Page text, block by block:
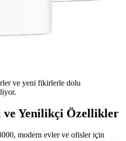
ve yeni fikirlerle dolu
ve Yenilikçi Özellikler
modern evler ve ofisler için